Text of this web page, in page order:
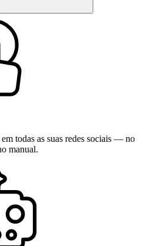
todas as suas redes sociais — no
manual.